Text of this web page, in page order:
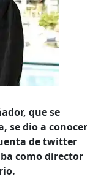
que se
se dio a conocer
de twitter
como director